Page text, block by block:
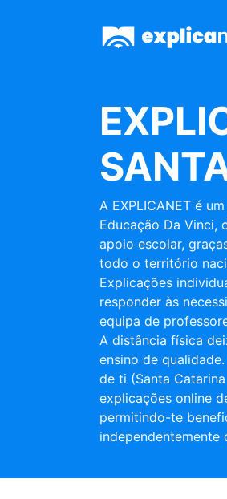
A EXPLICANET é
Educação Da Vinci,
apoio escolar,
todo o território
Explicações
responder às
equipa de
A distância física
ensino de
de ti (Santa
explicações online
permitindo-te
independentemente